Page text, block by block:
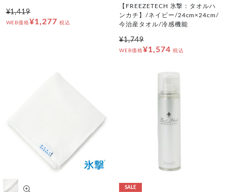
¥1,419
WEB価格¥1,277 税込
【FREEZETECH 氷撃：タオルハ
ンカチ】/ネイビー/24cm×24cm/
今治産タオル/冷感機能
¥1,749
WEB価格¥1,574 税込
SALE